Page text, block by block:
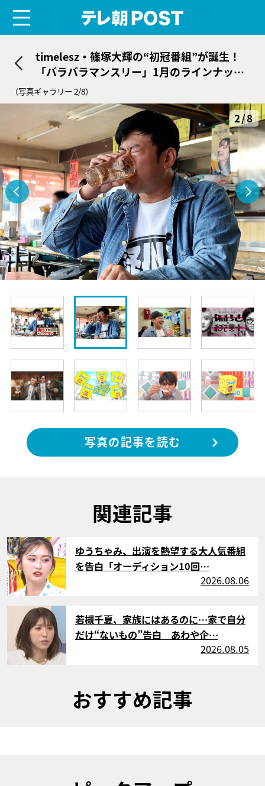
timelesz・篠塚大輝の“初冠番組”が誕生！
「バラバラマンスリー」1月のラインナップ
解禁
（写真ギャラリー 2/8）
2/8
写真の記事を読む
関連記事
サムネイル
ゆうちゃみ、出演を熱望する大人気番組
を告白「オーディション10回…
2026.08.06
サムネイル
若槻千夏、家族にはあるのに…家で自分
だけ“ないもの”告白 あわや企…
2026.08.05
おすすめ記事